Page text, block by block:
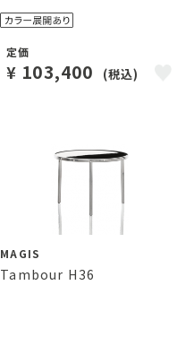
定価
¥ 103,400 (税込)
MAGIS
Tambour H36